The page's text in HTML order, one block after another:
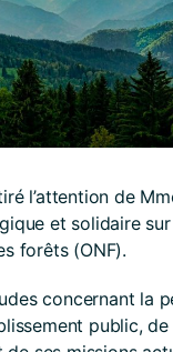
l’attention de
et solidaire sur
forêts (ONF).
concernant la
public, de